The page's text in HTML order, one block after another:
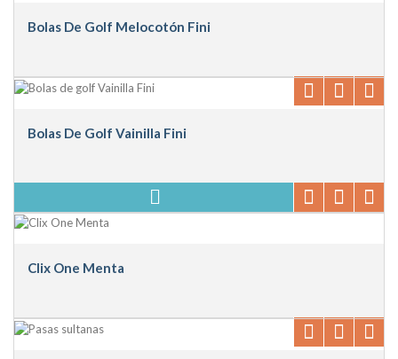
Bolas De Golf Melocotón Fini
Bolas De Golf Vainilla Fini
Clix One Menta